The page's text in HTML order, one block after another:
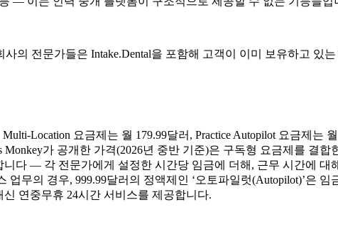
의 전문가들은 Intake.Dental을 포함해 고객이 이미 보유하고 있
Location 요금제는 월 179.99달러, Practice Autopilot 요금제는
가 공개한 가격(2026년 중반 기준)은 구독형 요금제를 결
다 — 각 전문가에게 설정한 시간당 임금에 더해, 근무 시간에 대
무의 경우, 999.99달러의 정액제인 ‘오토파일럿(Autopilot)’은
연중무휴 24시간 서비스를 제공합니다.